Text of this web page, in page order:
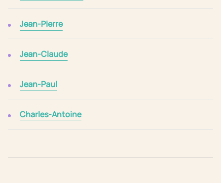
Jean-Pierre
Jean-Claude
Jean-Paul
Charles-Antoine